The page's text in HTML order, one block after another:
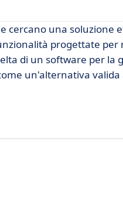
cercano una soluzione
progettate per
di un software per la
un'alternativa valida